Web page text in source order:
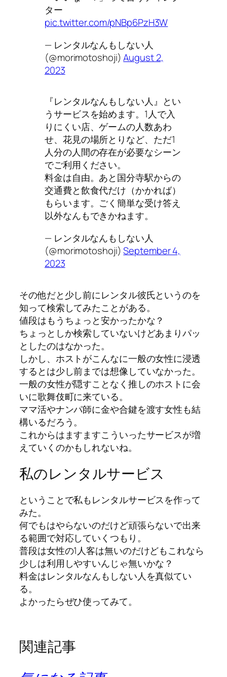
ター
pic.twitter.com/pNBp6PzH3W
— レンタルなんもしない人
(@morimotoshoji)August 2,
2023
『レンタルなんもしない人』とい
うサービスを始めます。1人で入
りにくい店、ゲームの人数あわ
せ、花見の場所とりなど、ただ1
人分の人間の存在が必要なシーン
でご利用ください。
料金は自由。あと国分寺駅からの
交通費と飲食代だけ（かかれば）
もらいます。ごく簡単な受け答え
以外なんもできかねます。
— レンタルなんもしない人
(@morimotoshoji)September 4,
2023
その他だと少し前にレンタル彼氏というのを
知って検索してみたことがある。
値段はもうちょっと安かったかな？
ちょっとしか検索していないけどあまりパッ
としたのはなかった。
しかし、ホストがこんなに一般の女性に浸透
するとは少し前までは想像していなかった。
一般の女性が隠すことなく推しのホストに会
いに歌舞伎町に来ている。
ママ活やナンパ師に金や合鍵を渡す女性も結
構いるだろう。
これからはますますこういったサービスが増
えていくのかもしれないね。
私のレンタルサービス
ということで私もレンタルサービスを作って
みた。
何でもはやらないのだけど頑張らないで出来
る範囲で対応していくつもり。
普段は女性の1人客は無いのだけどもこれなら
少しは利用しやすいんじゃ無いかな？
料金はレンタルなんもしない人を真似てい
る。
よかったらぜひ使ってみて。
関連記事